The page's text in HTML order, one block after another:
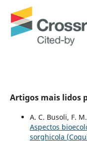
Artigos mais lidos
A. C. Busoli, F.
Aspectos
sorghicola